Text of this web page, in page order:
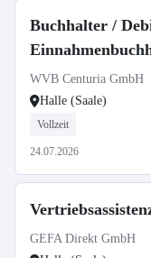
Buchhalter /
WVB Centuria GmbH
Halle (Saale)
Vollzeit
24.07.2026
GEFA Direkt GmbH